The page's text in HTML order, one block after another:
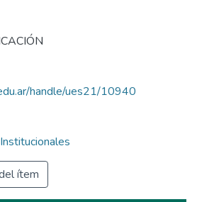
handle/ues21/10940
ítem